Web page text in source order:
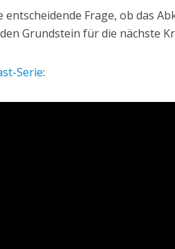
Frage, ob das
Grundstein für die nächste
Serie: